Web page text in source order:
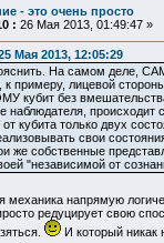
- это очень просто
: 26 Мая 2013, 01:49:47 »
Мая 2013, 12:05:29
На самом деле,
примеру, лицевой
кубит без
наблюдателя,
кубита только двух
свои
же собственные
"независимой от
механика напрямую
редуцирует свою
И который никак